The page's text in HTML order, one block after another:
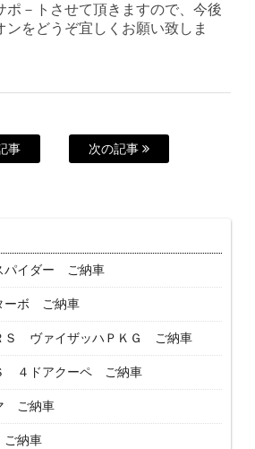
ポ－トさせて頂きますので、今後
ンをどうぞ宜しくお願い致しま
事 次の記事
パイダー ご納車
ーボ ご納車
Ｓ ヴァイザッハＰＫＧ ご納車
４ドアクーペ ご納車
ご納車
納車